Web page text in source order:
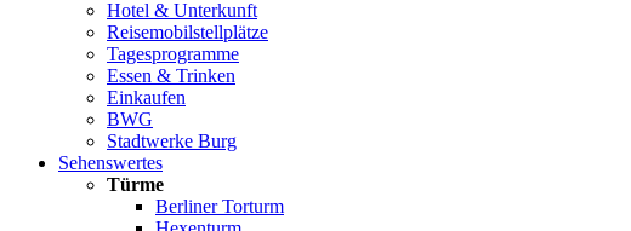
Hotel & Unterkunft
Reisemobilstellplätze
Tagesprogramme
Essen & Trinken
Einkaufen
BWG
Stadtwerke Burg
Sehenswertes
Türme
Berliner Torturm